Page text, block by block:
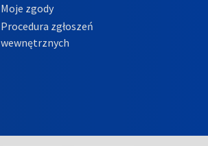
Moje zgody
Procedura zgłoszeń
wewnętrznych